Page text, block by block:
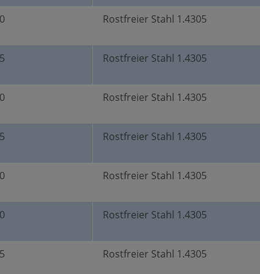
Rostfreier Stahl 1.4305
Rostfreier Stahl 1.4305
Rostfreier Stahl 1.4305
Rostfreier Stahl 1.4305
Rostfreier Stahl 1.4305
Rostfreier Stahl 1.4305
Rostfreier Stahl 1.4305